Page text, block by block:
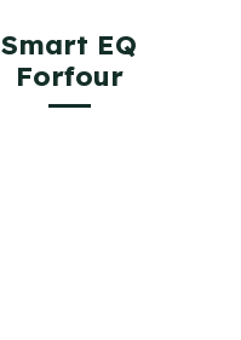
Smart EQ
Forfour